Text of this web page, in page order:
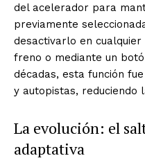
del acelerador para
previamente
desactivarlo en
freno o mediante un
décadas, esta función
y autopistas, reduciendo
La evolución: el
adaptativa